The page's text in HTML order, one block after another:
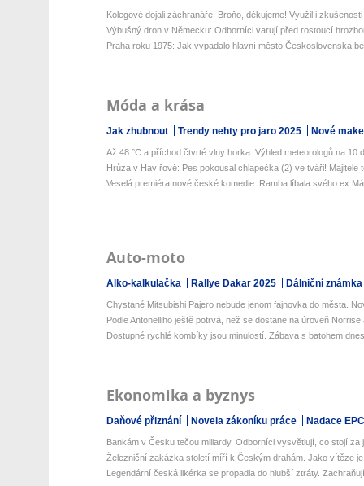
Kolegové dojali záchranáře: Broňo, děkujeme! Využil i
Výbušný dron v Německu: Odborníci varují před rostoucí
Praha roku 1975: Jak vypadalo hlavní město Československa
Móda a krása
Jak zhubnout Trendy nehty pro jaro 2025 Nové
Až 48 °C a příchod čtvrté vlny horka. Výhled meteorologů na 10
Hrůza v Havířově: Pes pokousal chlapečka (2) ve tváři! Majitele
Veselá premiéra nové české komedie: Ramba líbala svého ex
Auto-moto
Alko-kalkulačka Rallye Dakar 2025 Dálniční známka
Chystané Mitsubishi Pajero nebude jenom fajnovka do města.
Podle Antonelliho ještě potrvá, než se dostane na úroveň Norrise
Dostupné rychlé kombíky jsou minulostí. Zábava s batohem
Ekonomika a byznys
Daňové přiznání Novela zákoníku práce Nadace
Bankám v Česku tečou miliardy. Odborníci vysvětlují, co stojí za
Železniční zakázka století míří k Českým drahám. Jako vítěze
Legendární česká likérka se propadla do hlubší ztráty.